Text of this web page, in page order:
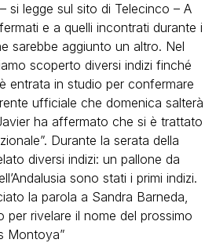
si legge sul sito di Telecinco – A
e a quelli incontrati durante i
sarebbe aggiunto un altro. Nel
scoperto diversi indizi finché
entrata in studio per confermare
ufficiale che domenica salterà
ha affermato che si è trattato
Durante la serata della
diversi indizi: un pallone da
sono stati i primi indizi.
la parola a Sandra Barneda,
per rivelare il nome del prossimo
Montoya”